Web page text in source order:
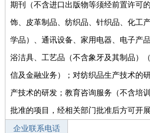
期刊（不含进口出版物等须经前置许可
饰、皮革制品、纺织品、针织品、化工
学品）、通讯设备、家用电器、电子产
浴洁具、工艺品（不含象牙及其制品）
信及金融业务）；对纺织品生产技术的
产技术的研发；教育咨询服务（不含培
批准的项目，经相关部门批准后方可开展
企业联系电话